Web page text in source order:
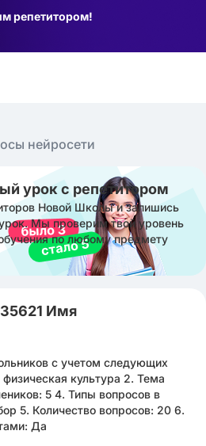
репетитором!
нейросети
урок с репетитором
Новой Школы и запишись
Мы проверим твой уровень
по любому предмету
Имя
с учетом следующих
культура 2. Тема
5 4. Типы вопросов в
5. Количество вопросов: 20 6.
Да